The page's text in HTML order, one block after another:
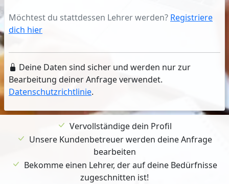
Möchtest du stattdessen Lehrer werden? Registriere
dich hier
Deine Daten sind sicher und werden nur zur
Bearbeitung deiner Anfrage verwendet.
Datenschutzrichtlinie.
Vervollständige dein Profil
Unsere Kundenbetreuer werden deine Anfrage
bearbeiten
Bekomme einen Lehrer, der auf deine Bedürfnisse
zugeschnitten ist!